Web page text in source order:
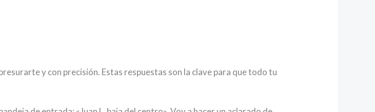
y con precisión. Estas respuestas son la clave para que todo tu